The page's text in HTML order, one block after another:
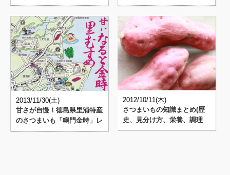
金芋、シルクスイート、パ
ー･･･
金時/安納芋紅/安納芋黄
金/･･･
2013/11/30(土)
甘さが自慢！徳島県里浦特産
のさつまいも「鳴門金時」レ
シピ4つ (資料)
2012/10/11(木)
さつまいもの知識まとめ(歴
史、見分け方、栄養、調理
法、保存方法 etc. )